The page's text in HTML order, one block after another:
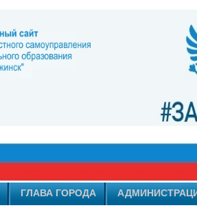
ГЛАВА ГОРОДА